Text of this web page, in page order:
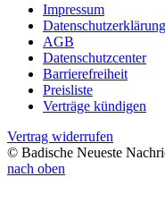
Impressum
Datenschutzerklärung
AGB
Datenschutzcenter
Barrierefreiheit
Preisliste
Verträge kündigen
Vertrag widerrufen
© Badische Neueste
nach oben